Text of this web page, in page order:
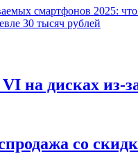
смартфонов 2025:
30 тысяч рублей
на дисках из-
со